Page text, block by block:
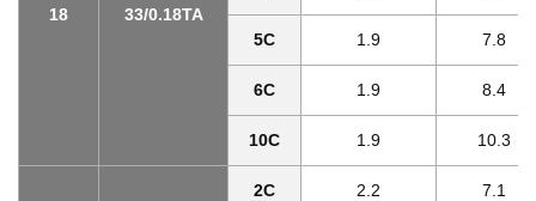
18 33/0.18TA
5C 1.9 7.8
6C 1.9 8.4
10C 1.9 10.3
2C 2.2 7.1